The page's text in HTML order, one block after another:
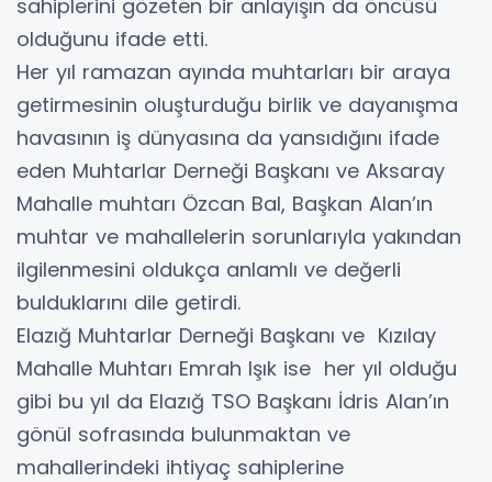
sahiplerini gözeten bir anlayışın da öncüsü
olduğunu ifade etti.
Her yıl ramazan ayında muhtarları bir araya
getirmesinin oluşturduğu birlik ve dayanışma
havasının iş dünyasına da yansıdığını ifade
eden Muhtarlar Derneği Başkanı ve Aksaray
Mahalle muhtarı Özcan Bal, Başkan Alan’ın
muhtar ve mahallelerin sorunlarıyla yakından
ilgilenmesini oldukça anlamlı ve değerli
bulduklarını dile getirdi.
Elazığ Muhtarlar Derneği Başkanı ve Kızılay
Mahalle Muhtarı Emrah Işık ise her yıl olduğu
gibi bu yıl da Elazığ TSO Başkanı İdris Alan’ın
gönül sofrasında bulunmaktan ve
mahallerindeki ihtiyaç sahiplerine